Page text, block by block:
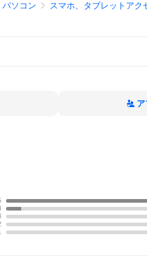
パソコン
スマホ、タブレットアク